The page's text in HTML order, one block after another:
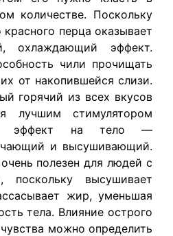
количестве. Поскольку
перца оказывает
охлаждающий эффект.
чили прочищать
от накопившейся слизи.
горячий из всех вкусов
лучшим стимулятором
эффект на тело —
и высушивающий.
полезен для людей с
поскольку высушивает
жир, уменьшая
тела. Влияние острого
можно определить